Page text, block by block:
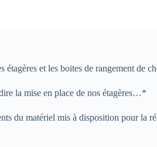
étagères et les boites de rangement de
la mise en place de nos étagères…*
du matériel mis à disposition pour la